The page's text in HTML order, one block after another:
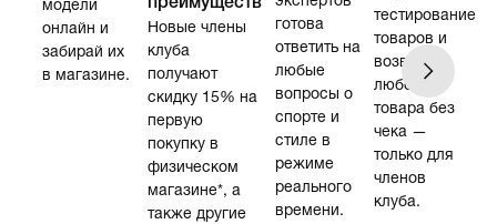
модели
онлайн и
забирай их
в магазине.
преимуществ
Новые члены
клуба
получают
скидку 15% на
первую
покупку в
физическом
магазине*, а
также другие
готова
ответить на
любые
вопросы о
спорте и
стиле в
режиме
реального
времени.
тестирование
товаров и
возврат
любого
товара без
чека —
только для
членов
клуба.